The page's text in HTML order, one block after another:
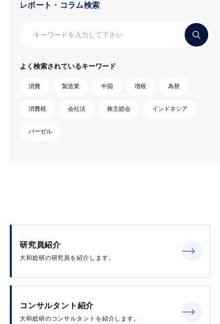
レポート・コラム検索
よく検索されているキーワード
消費 製造業 中国 増税 為替
消費税 会社法 株主総会 インドネシア
バーゼル
研究員紹介
大和総研の研究員を紹介します。
コンサルタント紹介
大和総研のコンサルタントを紹介します。